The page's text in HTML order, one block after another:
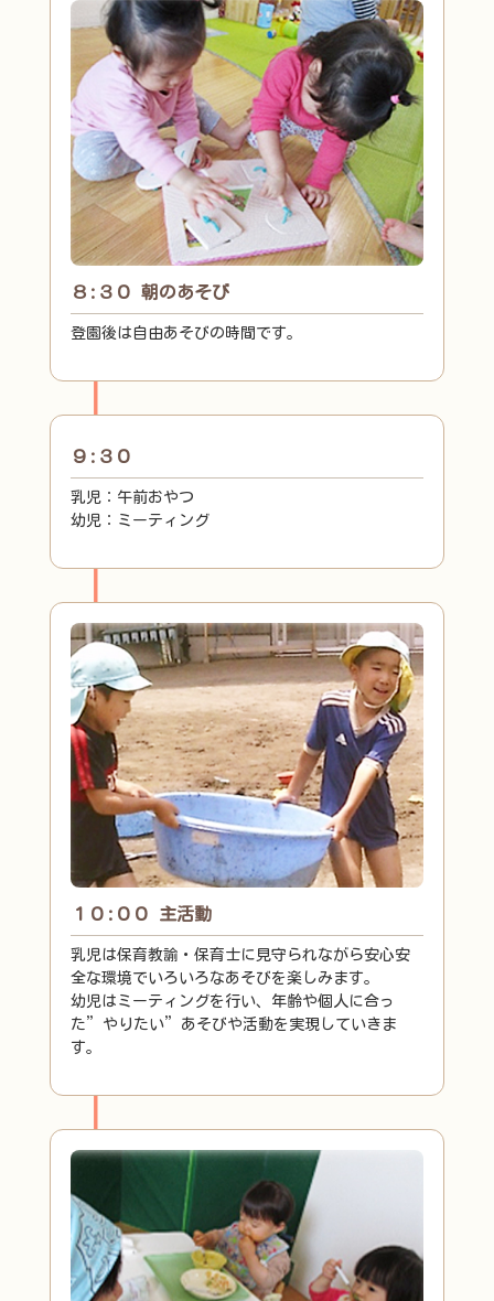
８:３０ 朝のあそび
登園後は自由あそびの時間です。
９:３０
乳児：午前おやつ
幼児：ミーティング
１０:００ 主活動
乳児は保育教諭・保育士に見守られながら安心安
全な環境でいろいろなあそびを楽しみます。
幼児はミーティングを行い、年齢や個人に合っ
た”やりたい”あそびや活動を実現していきま
す。